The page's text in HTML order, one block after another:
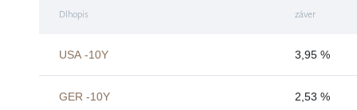
Dlhopis záver
USA -10Y 3,95 %
GER -10Y 2,53 %